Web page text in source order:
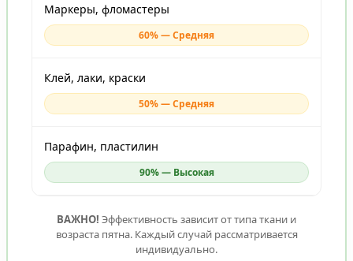
Маркеры, фломастеры
60% — Средняя
Клей, лаки, краски
50% — Средняя
Парафин, пластилин
90% — Высокая
ВАЖНО! Эффективность зависит от типа ткани и
возраста пятна. Каждый случай рассматривается
индивидуально.